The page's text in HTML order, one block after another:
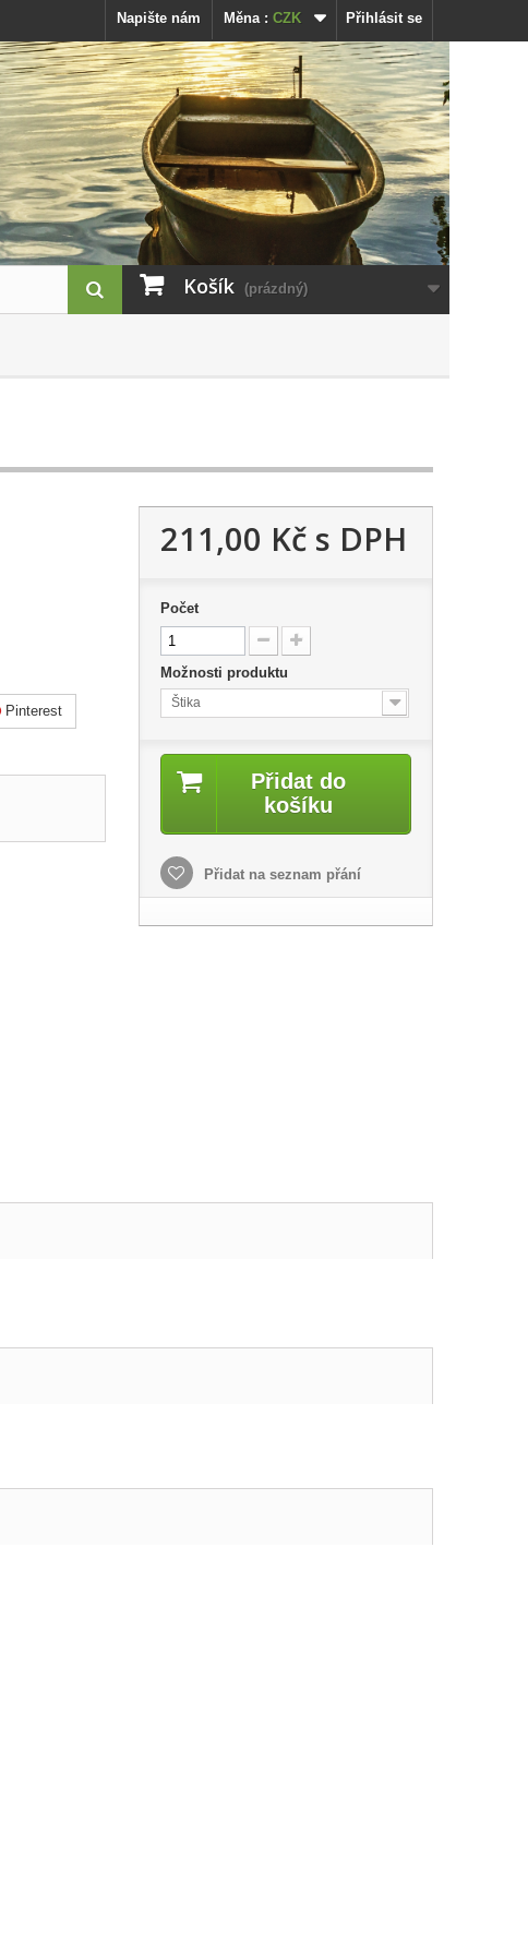
Přihlásit se
Měna : CZK
Napište nám
Košík (prázdný)
Pinterest
211,00 Kčs DPH
Počet
Možnosti produktu
Štika
Přidat do
košíku
Přidat na seznam přání